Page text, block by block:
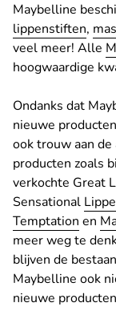
Maybelline
lippenstiften,
veel meer! Alle
hoogwaardige
Ondanks dat
nieuwe
ook trouw aan
producten zoals
verkochte Great
Sensational
Temptation en
meer weg te
blijven de
Maybelline ook
nieuwe